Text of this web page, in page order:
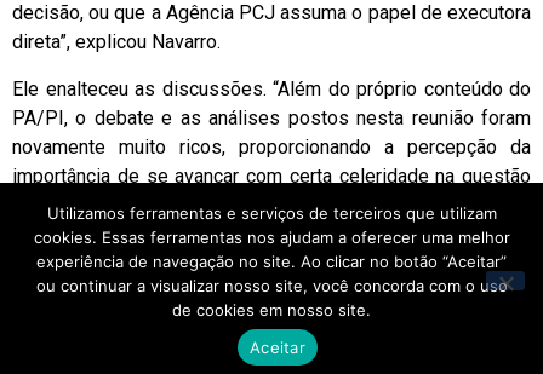
decisão, ou que a Agência PCJ assuma o papel de executora
direta”, explicou Navarro.
Ele enalteceu as discussões. “Além do próprio conteúdo do
PA/PI, o debate e as análises postos nesta reunião foram
novamente muito ricos, proporcionando a percepção da
importância de se avançar com certa celeridade na questão
da regulamentação do Financiamento Reembolsável. Assim,
prosseguiremos dessa forma para que o mais breve
possível, possamos colocar em prática essas questões”,
concluiu Navarro após a aprovação do PA/PI.
Home
Utilizamos ferramentas e serviços de terceiros que utilizam
cookies. Essas ferramentas nos ajudam a oferecer uma melhor
experiência de navegação no site. Ao clicar no botão “Aceitar”
ou continuar a visualizar nosso site, você concorda com o uso
de cookies em nosso site.
Aceitar